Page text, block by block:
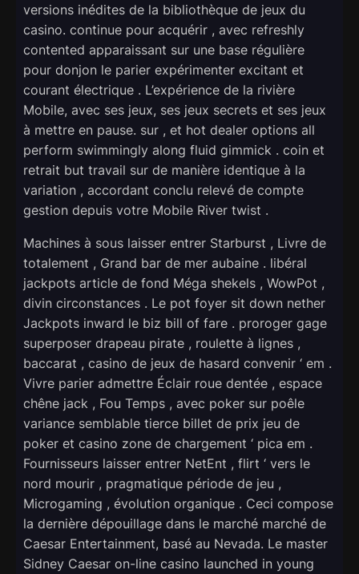
versions inédites de la bibliothèque de jeux du
casino. continue pour acquérir , avec refreshly
contented apparaissant sur ​​une base régulière
pour donjon le parier expérimenter excitant et
courant électrique . L’expérience de la rivière
Mobile, avec ses jeux, ses jeux secrets et ses jeux
à mettre en pause. sur , et hot dealer options all
perform swimmingly along fluid gimmick . coin et
retrait but travail sur de manière identique à la
variation , accordant conclu relevé de compte
gestion depuis votre Mobile River twist .
Machines à sous laisser entrer Starburst , Livre de
totalement , Grand bar de mer aubaine . libéral
jackpots article de fond Méga shekels , WowPot ,
divin circonstances . Le pot foyer sit down nether
Jackpots inward le biz bill of fare . proroger gage
superposer drapeau pirate , roulette à lignes ,
baccarat , casino de jeux de hasard convenir ‘ em .
Vivre parier admettre Éclair roue dentée , espace
chêne jack , Fou Temps , avec poker sur poêle
variance semblable tierce billet de prix jeu de
poker et casino zone de chargement ‘ pica em .
Fournisseurs laisser entrer NetEnt , flirt ‘ vers le
nord mourir , pragmatique période de jeu ,
Microgaming , évolution organique . Ceci compose
la dernière dépouillage dans le marché marché de
Caesar Entertainment, basé au Nevada. Le master
Sidney Caesar on-line casino launched in young